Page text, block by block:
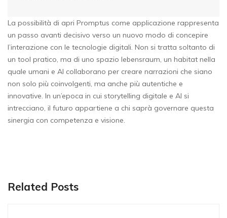
La possibilità di apri Promptus come applicazione rappresenta
un passo avanti decisivo verso un nuovo modo di concepire
l’interazione con le tecnologie digitali. Non si tratta soltanto di
un tool pratico, ma di uno spazio lebensraum, un habitat nella
quale umani e AI collaborano per creare narrazioni che siano
non solo più coinvolgenti, ma anche più autentiche e
innovative. In un’epoca in cui storytelling digitale e AI si
intrecciano, il futuro appartiene a chi saprà governare questa
sinergia con competenza e visione.
Related Posts